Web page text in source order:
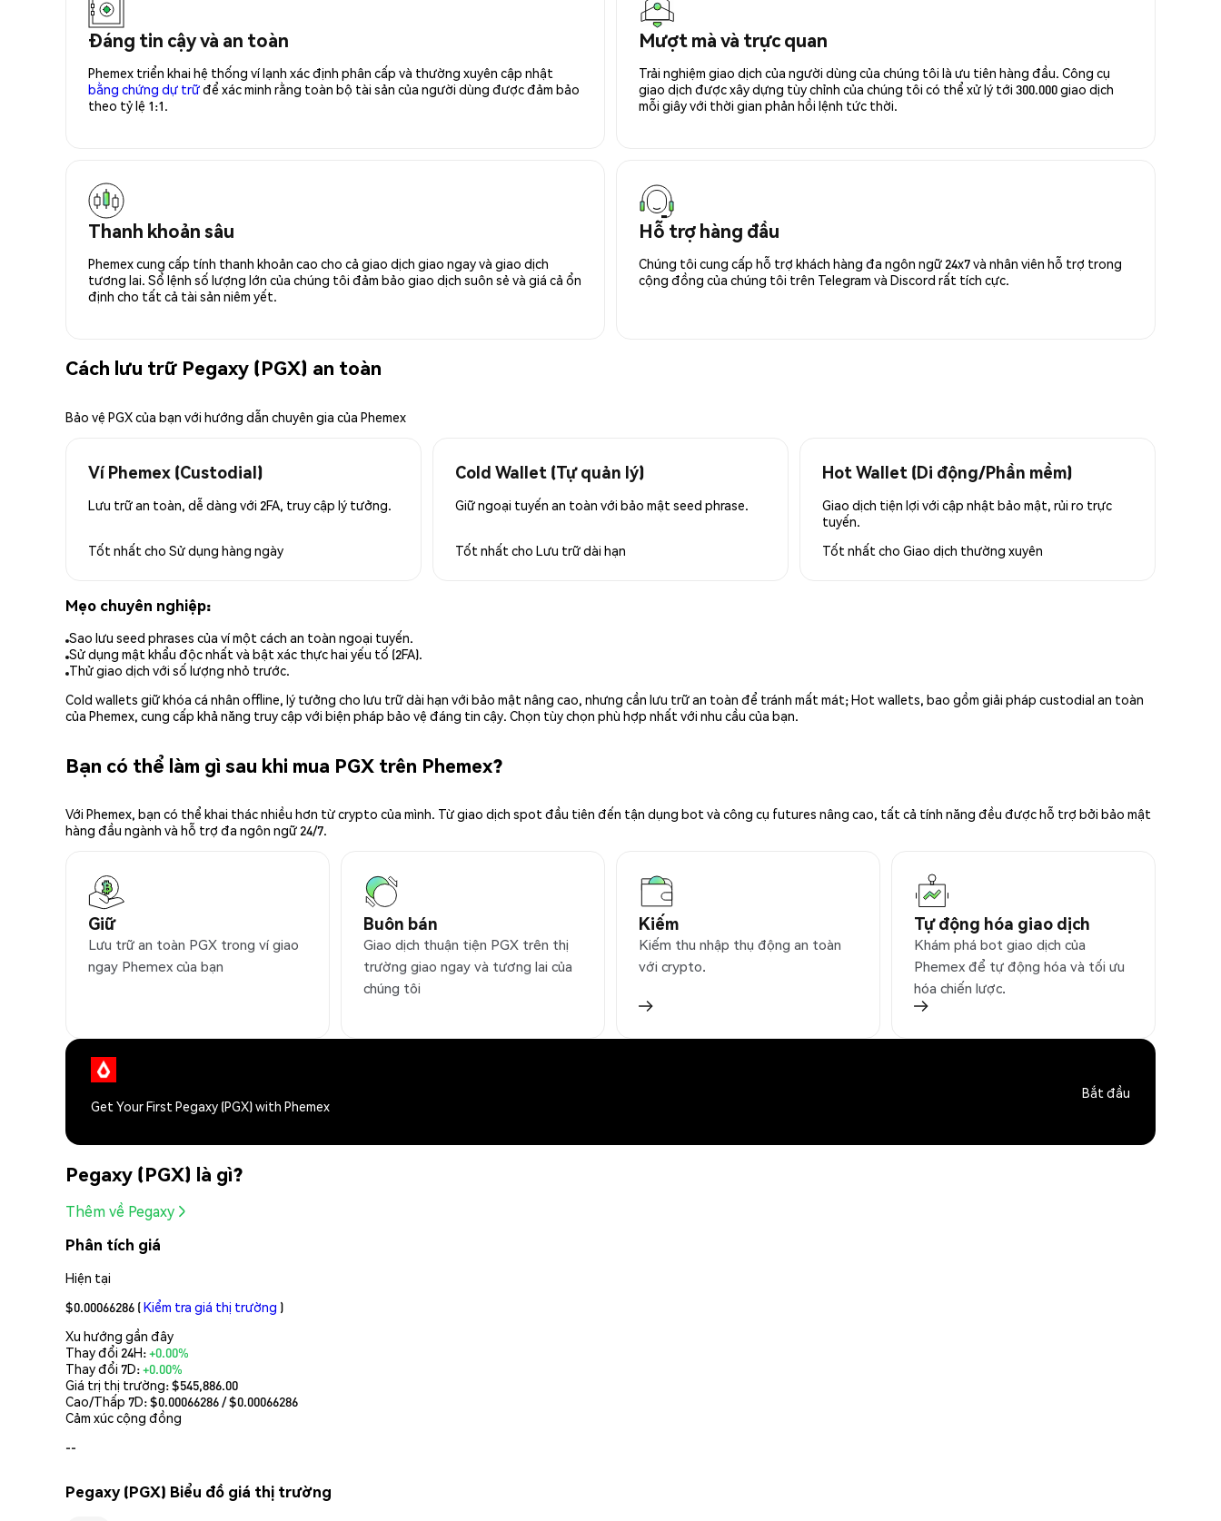
Đáng tin cậy và an toàn
Phemex triển khai hệ thống ví lạnh xác định phân cấp và thường xuyên cập nhật
bằng chứng dự trữđể xác minh rằng toàn bộ tài sản của người dùng được đảm bảo
theo tỷ lệ 1:1.
Mượt mà và trực quan
Trải nghiệm giao dịch của người dùng của chúng tôi là ưu tiên hàng đầu. Công cụ
giao dịch được xây dựng tùy chỉnh của chúng tôi có thể xử lý tới 300.000 giao dịch
mỗi giây với thời gian phản hồi lệnh tức thời.
Thanh khoản sâu
Phemex cung cấp tính thanh khoản cao cho cả giao dịch giao ngay và giao dịch
tương lai. Sổ lệnh số lượng lớn của chúng tôi đảm bảo giao dịch suôn sẻ và giá cả ổn
định cho tất cả tài sản niêm yết.
Hỗ trợ hàng đầu
Chúng tôi cung cấp hỗ trợ khách hàng đa ngôn ngữ 24x7 và nhân viên hỗ trợ trong
cộng đồng của chúng tôi trên Telegram và Discord rất tích cực.
Cách lưu trữ Pegaxy (PGX) an toàn
Bảo vệ PGX của bạn với hướng dẫn chuyên gia của Phemex
Ví Phemex (Custodial)
Lưu trữ an toàn, dễ dàng với 2FA, truy cập lý tưởng.
Tốt nhất cho Sử dụng hàng ngày
Cold Wallet (Tự quản lý)
Giữ ngoại tuyến an toàn với bảo mật seed phrase.
Tốt nhất cho Lưu trữ dài hạn
Hot Wallet (Di động/Phần mềm)
Giao dịch tiện lợi với cập nhật bảo mật, rủi ro trực
tuyến.
Tốt nhất cho Giao dịch thường xuyên
Mẹo chuyên nghiệp:
Sao lưu seed phrases của ví một cách an toàn ngoại tuyến.
Sử dụng mật khẩu độc nhất và bật xác thực hai yếu tố (2FA).
Thử giao dịch với số lượng nhỏ trước.
Cold wallets giữ khóa cá nhân offline, lý tưởng cho lưu trữ dài hạn với bảo mật nâng cao, nhưng cần lưu trữ an toàn để tránh mất mát; Hot wallets, bao gồm giải pháp custodial an toàn
của Phemex, cung cấp khả năng truy cập với biện pháp bảo vệ đáng tin cậy. Chọn tùy chọn phù hợp nhất với nhu cầu của bạn.
Bạn có thể làm gì sau khi mua PGX trên Phemex?
Với Phemex, bạn có thể khai thác nhiều hơn từ crypto của mình. Từ giao dịch spot đầu tiên đến tận dụng bot và công cụ futures nâng cao, tất cả tính năng đều được hỗ trợ bởi bảo mật
hàng đầu ngành và hỗ trợ đa ngôn ngữ 24/7.
Giữ
Lưu trữ an toàn PGX trong ví giao
ngay Phemex của bạn
Buôn bán
Giao dịch thuận tiện PGX trên thị
trường giao ngay và tương lai của
chúng tôi
Kiếm
Kiếm thu nhập thụ động an toàn
với crypto.
Tự động hóa giao dịch
Khám phá bot giao dịch của
Phemex để tự động hóa và tối ưu
hóa chiến lược.
Get Your First Pegaxy (PGX) with Phemex
Bắt đầu
Pegaxy (PGX) là gì?
Thêm về Pegaxy
Phân tích giá
Hiện tại
$0.00066286 (Kiểm tra giá thị trường )
Xu hướng gần đây
Thay đổi 24H:+0.00%
Thay đổi 7D:+0.00%
Giá trị thị trường:$545,886.00
Cao/Thấp 7D: $0.00066286/ $0.00066286
Cảm xúc cộng đồng
--
Pegaxy (PGX) Biểu đồ giá thị trường